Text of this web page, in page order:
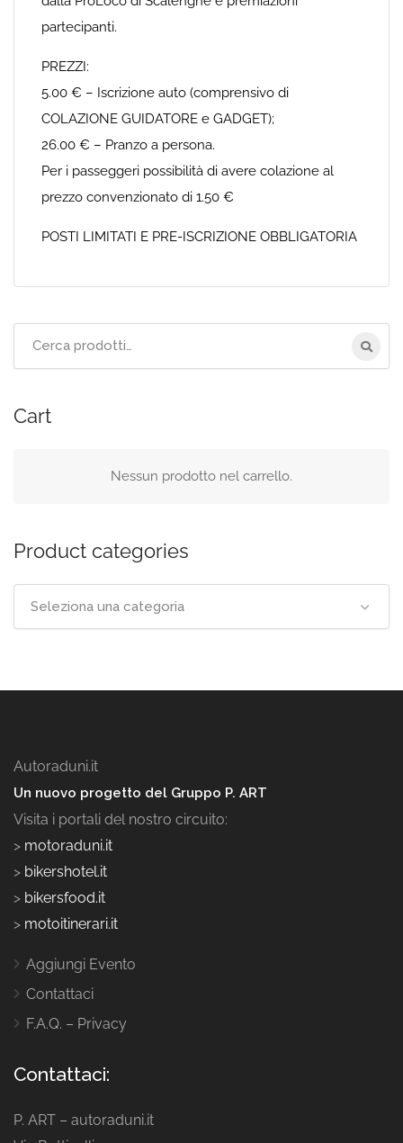
partecipanti.
PREZZI:
5.00 € – Iscrizione auto (comprensivo di
COLAZIONE GUIDATORE e GADGET);
26.00 € – Pranzo a persona.
Per i passeggeri possibilità di avere colazione al
prezzo convenzionato di 1.50 €
POSTI LIMITATI E PRE-ISCRIZIONE OBBLIGATORIA
Cart
Nessun prodotto nel carrello.
Product categories
Seleziona una categoria
Autoraduni.it
Un nuovo progetto del Gruppo P. ART
Visita i portali del nostro circuito:
> motoraduni.it
> bikershotel.it
> bikersfood.it
> motoitinerari.it
Aggiungi Evento
Contattaci
F.A.Q. – Privacy
Contattaci:
P. ART – autoraduni.it